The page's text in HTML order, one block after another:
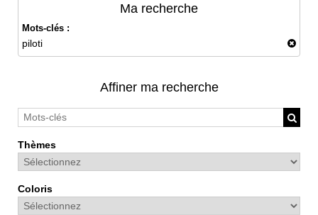
Ma recherche
Mots-clés :
piloti
Affiner ma recherche
Thèmes
Coloris